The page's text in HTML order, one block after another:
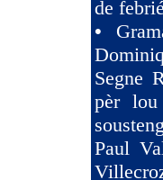
de
•
Segne
pèr
Paul